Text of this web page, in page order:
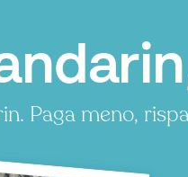
Paga meno,